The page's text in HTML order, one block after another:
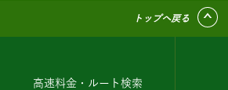
トップへ戻る
高速料金・ルート検索